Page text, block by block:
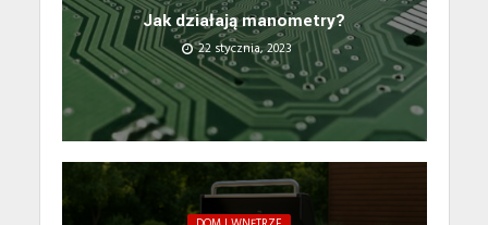
Jak działają manometry?
22 stycznia, 2023